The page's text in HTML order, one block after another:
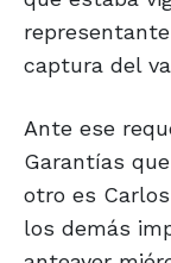
captura del
Ante ese
Garantías
otro es
los demás